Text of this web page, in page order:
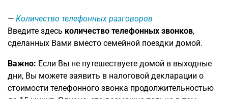
Количество телефонных разговоров
Введите здесь количество телефонных звонков,
сделанных Вами вместо семейной поездки домой.
Важно: Если Вы не путешествуете домой в выходные
дни, Вы можете заявить в налоговой декларации о
стоимости телефонного звонка продолжительностью